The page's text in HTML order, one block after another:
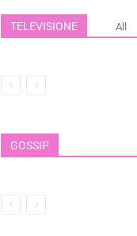
TELEVISIONE All
GOSSIP